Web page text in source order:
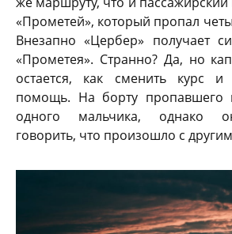
«Прометей», который пропал
Внезапно «Цербер» получает
«Прометея». Странно? Да, но
остается, как сменить курс и
помощь. На борту пропавшего
одного мальчика, однако
говорить, что произошло с